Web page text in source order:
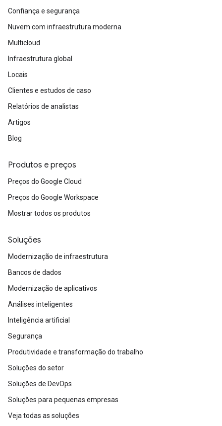
Confiança e segurança
Nuvem com infraestrutura moderna
Multicloud
Infraestrutura global
Locais
Clientes e estudos de caso
Relatórios de analistas
Artigos
Blog
Produtos e preços
Preços do Google Cloud
Preços do Google Workspace
Mostrar todos os produtos
Soluções
Modernização de infraestrutura
Bancos de dados
Modernização de aplicativos
Análises inteligentes
Inteligência artificial
Segurança
Produtividade e transformação do trabalho
Soluções do setor
Soluções de DevOps
Soluções para pequenas empresas
Veja todas as soluções